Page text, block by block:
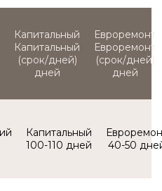
Капитальный
(срок/дней)
Евроремонт
(срок/дней)
100-110 40-50